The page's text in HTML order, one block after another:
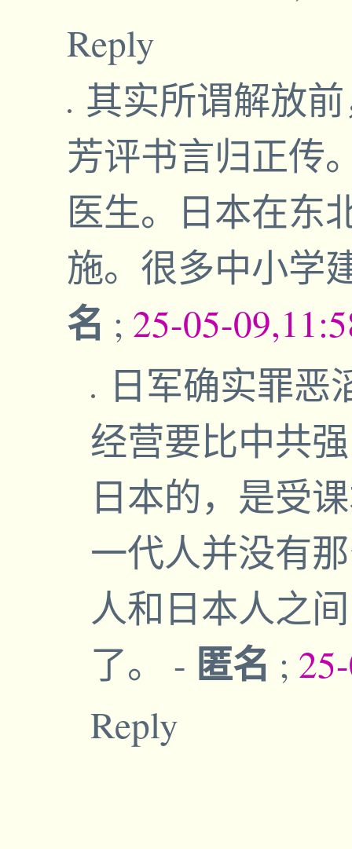
Reply
其实所谓解放
芳评书言归正传
医生。日本在东
施。很多中小学
名 ; 25-05-
日军确实罪恶
经营要比中共
日本的，是受
一代人并没有
人和日本人之
了。 - 匿名 ;
Reply